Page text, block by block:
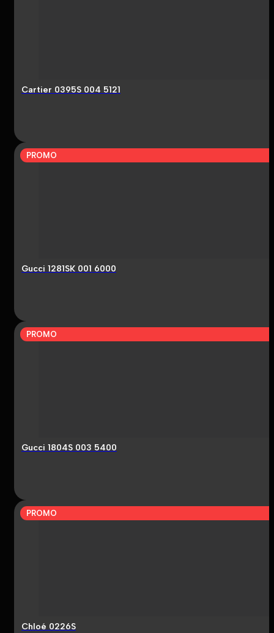
Cartier 0395S 004 5121
PROMO
Gucci 1281SK 001 6000
PROMO
Gucci 1804S 003 5400
PROMO
Chloé 0226S